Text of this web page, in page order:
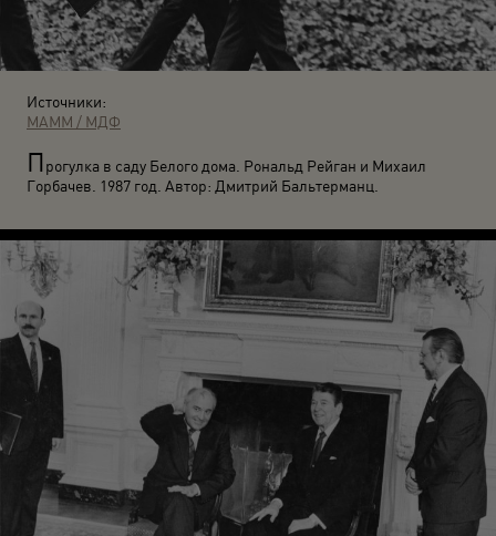
Источники:
МАММ / МДФ
Прогулка в саду Белого дома. Рональд Рейган и Михаил
Горбачев. 1987 год. Автор: Дмитрий Бальтерманц.